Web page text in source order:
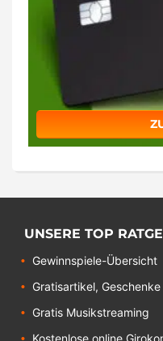
UNSERE TOP
Gewinnspiele-Übersicht
Gratisartikel,
Gratis Musikstreaming
Kostenlose online